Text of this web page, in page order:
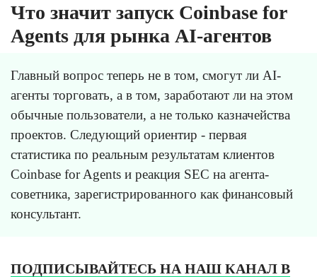
Что значит запуск Coinbase for
Agents для рынка AI-агентов
Главный вопрос теперь не в том, смогут ли AI-
агенты торговать, а в том, заработают ли на этом
обычные пользователи, а не только казначейства
проектов. Следующий ориентир - первая
статистика по реальным результатам клиентов
Coinbase for Agents и реакция SEC на агента-
советника, зарегистрированного как финансовый
консультант.
ПОДПИСЫВАЙТЕСЬ НА НАШ КАНАЛ В